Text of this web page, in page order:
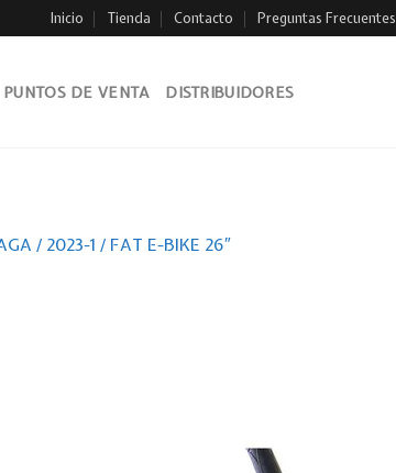
Inicio Tienda Contacto Preguntas Frecuentes
PUNTOS DE VENTA DISTRIBUIDORES
/ 2023-1 / FAT E-BIKE 26″